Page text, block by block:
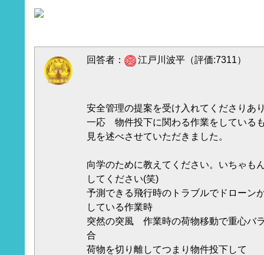
回答者： 江戸川波平（評価:7311）
安全管理の提案を受け入れてくださりあ
一応 物件投下に関わる作業をしている
見を述べさせていただきました。
向学のために教えてください。いちゃも
してください(笑)
予測できる飛行時のトラブルでドローン
している作業時
突然の突風 作業時の荷物移動で重心バ
合
荷物を切り離してつまり物件投下して